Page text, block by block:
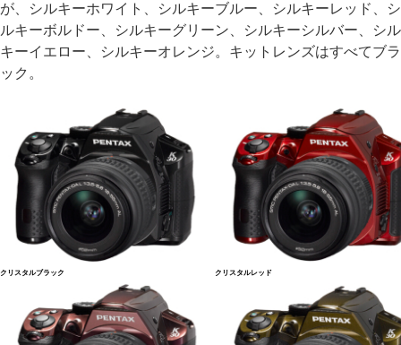
が、シルキーホワイト、シルキーブルー、シルキーレッド、シ
ルキーボルドー、シルキーグリーン、シルキーシルバー、シル
キーイエロー、シルキーオレンジ。キットレンズはすべてブラ
ック。
クリスタルブラック クリスタルレッド